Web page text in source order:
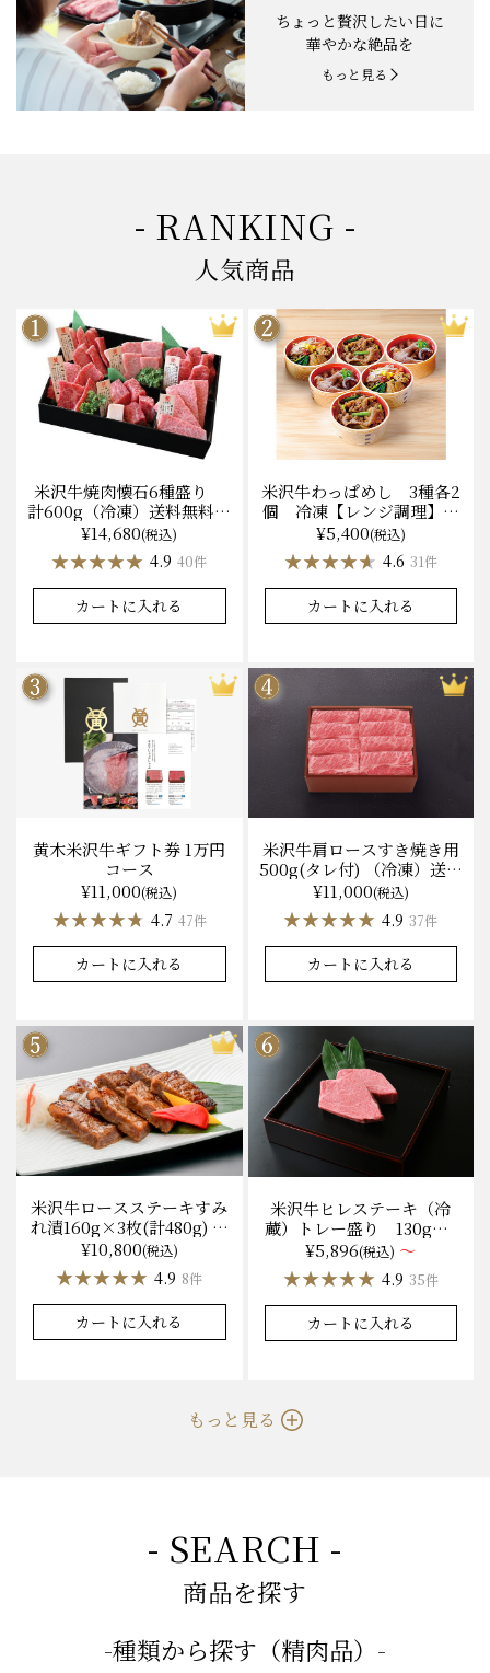
ちょっと贅沢したい日に
華やかな絶品を
もっと見る
- RANKING -
人気商品
米沢牛焼肉懐石6種盛り
計600g（冷凍）送料無料
化粧箱入
¥14,680(税込)
★★★★★
★★★★★ 4.9 40件
カートに入れる
米沢牛わっぱめし 3種各2
個 冷凍【レンジ調理】化
粧箱入
¥5,400(税込)
★★★★★
★★★★★ 4.6 31件
カートに入れる
黄木米沢牛ギフト券 1万円
コース
¥11,000(税込)
★★★★★
★★★★★ 4.7 47件
カートに入れる
米沢牛肩ロースすき焼き用
500g(タレ付) （冷凍）送料
無料 化粧箱入
¥11,000(税込)
★★★★★
★★★★★ 4.9 37件
カートに入れる
米沢牛ロースステーキすみ
れ漬160g×3枚(計480g) 木
箱入 味噌酒粕漬け/冷蔵
送料無料
¥10,800(税込)
★★★★★
★★★★★ 4.9 8件
カートに入れる
米沢牛ヒレステーキ（冷
蔵）トレー盛り 130g×1
枚から量り売り
¥5,896(税込) ～
★★★★★
★★★★★ 4.9 35件
カートに入れる
もっと見る
- SEARCH -
商品を探す
-種類から探す（精肉品）-